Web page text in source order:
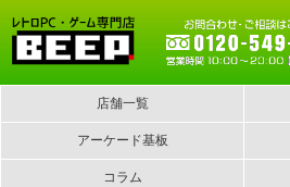
店舗一覧
アーケード基板
コラム